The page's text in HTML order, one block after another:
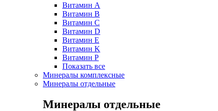
Витамин A
Витамин B
Витамин C
Витамин D
Витамин E
Витамин K
Витамин P
Показать все
Минералы комплексные
Минералы отдельные
Минералы отдельные